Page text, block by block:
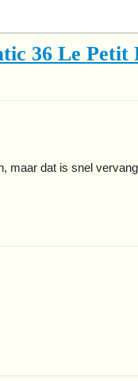
36 Le Petit
maar dat is snel